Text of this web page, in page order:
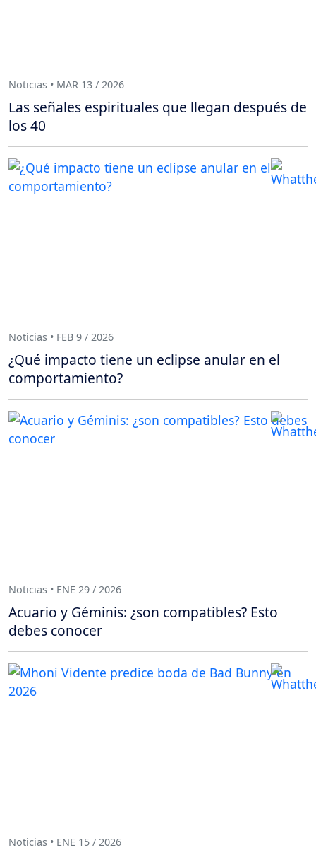
Noticias • MAR 13 / 2026
Las señales espirituales que llegan después de
los 40
Noticias • FEB 9 / 2026
¿Qué impacto tiene un eclipse anular en el
comportamiento?
Noticias • ENE 29 / 2026
Acuario y Géminis: ¿son compatibles? Esto
debes conocer
Noticias • ENE 15 / 2026